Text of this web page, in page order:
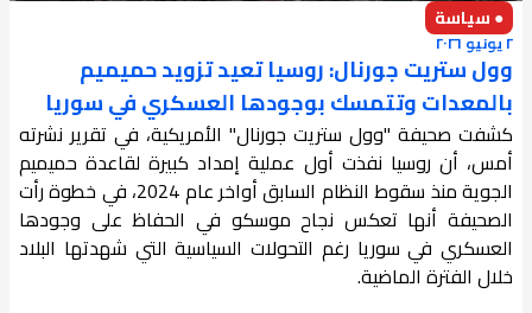
● سياسة
٢ يونيو ٢٠٢٦
وول ستريت جورنال: روسيا تعيد تزويد حميميم
بالمعدات وتتمسك بوجودها العسكري في سوريا
كشفت صحيفة "وول ستريت جورنال" الأمريكية، في تقرير نشرته
أمس، أن روسيا نفذت أول عملية إمداد كبيرة لقاعدة حميميم
الجوية منذ سقوط النظام السابق أواخر عام 2024، في خطوة رأت
الصحيفة أنها تعكس نجاح موسكو في الحفاظ على وجودها
العسكري في سوريا رغم التحولات السياسية التي شهدتها البلاد
خلال الفترة الماضية.